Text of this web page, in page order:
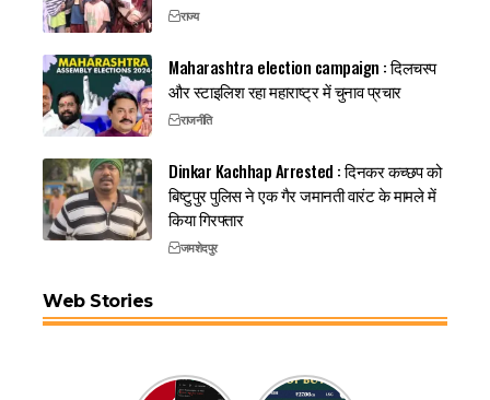
राज्य
Maharashtra election campaign : दिलचस्प
और स्टाइलिश रहा महाराष्ट्र में चुनाव प्रचार
राजनीति
Dinkar Kachhap Arrested : दिनकर कच्छप को
बिष्टुपुर पुलिस ने एक गैर जमानती वारंट के मामले में
किया गिरफ्तार
जमशेदपुर
Web Stories